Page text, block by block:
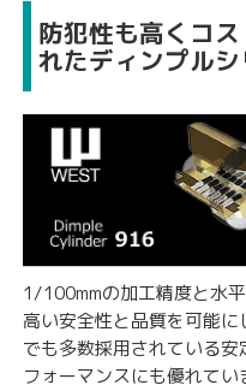
防犯性も高くコ
れたディンプル
1/100mmの加工精度と水
高い安全性と品質を可能
でも多数採用されている
フォーマンスにも優れてい